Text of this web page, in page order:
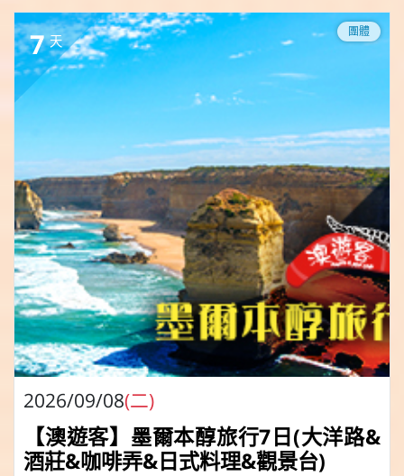
7 天
團體
2026/09/08(二)
【澳遊客】墨爾本醇旅行7日(大洋路&
酒莊&咖啡弄&日式料理&觀景台)